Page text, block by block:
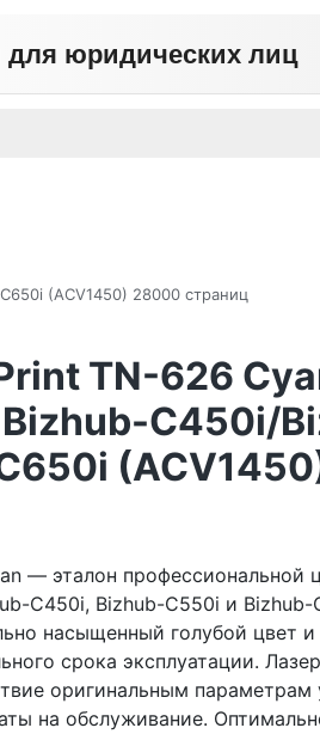
для юридических лиц
(ACV1450) 28000 страниц
TN-626
C450i/
— эталон профессиональной
C450i, Bizhub-C550i и
насыщенный голубой цвет
срока эксплуатации.
оригинальным параметрам
на обслуживание.